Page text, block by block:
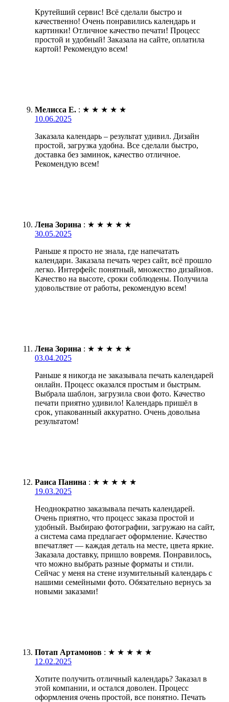
Крутейший сервис! Всё сделали быстро и
качественно! Очень понравились календарь и
картинки! Отличное качество печати! Процесс
простой и удобный! Заказала на сайте, оплатила
картой! Рекомендую всем!
Мелисса Е. : ★ ★ ★ ★ ★
10.06.2025
Заказала календарь – результат удивил. Дизайн
простой, загрузка удобна. Все сделали быстро,
доставка без заминок, качество отличное.
Рекомендую всем!
Лена Зорина : ★ ★ ★ ★ ★
30.05.2025
Раньше я просто не знала, где напечатать
календари. Заказала печать через сайт, всё прошло
легко. Интерфейс понятный, множество дизайнов.
Качество на высоте, сроки соблюдены. Получила
удовольствие от работы, рекомендую всем!
Лена Зорина : ★ ★ ★ ★ ★
03.04.2025
Раньше я никогда не заказывала печать календарей
онлайн. Процесс оказался простым и быстрым.
Выбрала шаблон, загрузила свои фото. Качество
печати приятно удивило! Календарь пришёл в
срок, упакованный аккуратно. Очень довольна
результатом!
Раиса Панина : ★ ★ ★ ★ ★
19.03.2025
Неоднократно заказывала печать календарей.
Очень приятно, что процесс заказа простой и
удобный. Выбираю фотографии, загружаю на сайт,
а система сама предлагает оформление. Качество
впечатляет — каждая деталь на месте, цвета яркие.
Заказала доставку, пришло вовремя. Понравилось,
что можно выбрать разные форматы и стили.
Сейчас у меня на стене изумительный календарь с
нашими семейными фото. Обязательно вернусь за
новыми заказами!
Потап Артамонов : ★ ★ ★ ★ ★
12.02.2025
Хотите получить отличный календарь? Заказал в
этой компании, и остался доволен. Процесс
оформления очень простой, все понятно. Печать